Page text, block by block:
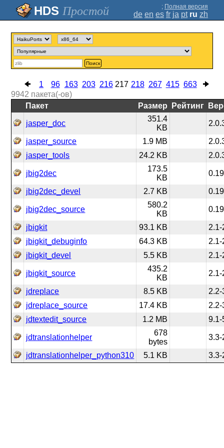
Простой ; Полная версия
de en es fr ja pt ru zh
Поиск
1 96 163 203 216 217 218 267 415 663
9942 пакета(-ов)
Пакет
Размер Рейтинг
jasper_doc
351.4
KB
jasper_source 1.9 MB
jasper_tools
24.2 KB
jbig2dec
173.5
KB
jbig2dec_devel 2.7 KB
jbig2dec_source
580.2
KB
jbigkit 93.1 KB
2.1-
jbigkit_debuginfo
64.3 KB
2.1-
jbigkit_devel
5.5 KB 2.1-
jbigkit_source
435.2
KB
2.1-
jdreplace 8.5 KB
2.2-
jdreplace_source
17.4 KB
2.2-
jdtextedit_source
1.2 MB 9.1-
jdtranslationhelper
678
bytes
3.3-
jdtranslationhelper_python310 5.1 KB 3.3-